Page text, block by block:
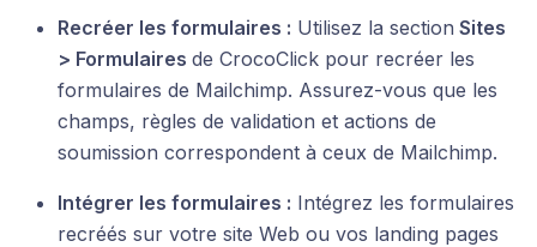
Recréer les formulaires : Utilisez la section Sites
> Formulaires de CrocoClick pour recréer les
formulaires de Mailchimp. Assurez-vous que les
champs, règles de validation et actions de
soumission correspondent à ceux de Mailchimp.
Intégrer les formulaires : Intégrez les formulaires
recréés sur votre site Web ou vos landing pages